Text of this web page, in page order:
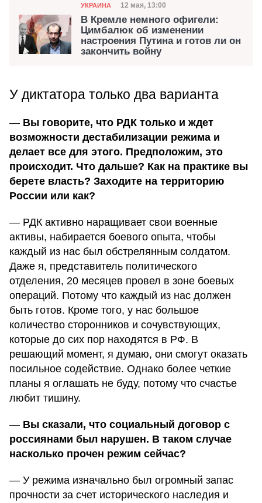
Категория
УКРАИНА Дата публикации
12 мая, 13:00
В Кремле немного офигели:
Цимбалюк об изменении
настроения Путина и готов ли он
закончить войну
У диктатора только два варианта
— Вы говорите, что РДК только и ждет
возможности дестабилизации режима и
делает все для этого. Предположим, это
происходит. Что дальше? Как на практике вы
берете власть? Заходите на территорию
России или как?
— РДК активно наращивает свои военные
активы, набирается боевого опыта, чтобы
каждый из нас был обстрелянным солдатом.
Даже я, представитель политического
отделения, 20 месяцев провел в зоне боевых
операций. Потому что каждый из нас должен
быть готов. Кроме того, у нас большое
количество сторонников и сочувствующих,
которые до сих пор находятся в РФ. В
решающий момент, я думаю, они смогут оказать
посильное содействие. Однако более четкие
планы я оглашать не буду, потому что счастье
любит тишину.
— Вы сказали, что социальный договор с
россиянами был нарушен. В таком случае
насколько прочен режим сейчас?
— У режима изначально был огромный запас
прочности за счет исторического наследия и